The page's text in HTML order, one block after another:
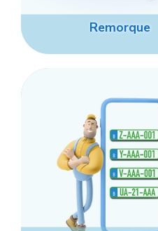
Remorque